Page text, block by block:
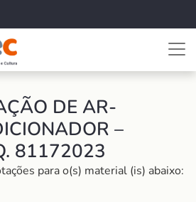
DE AR-
–
81172023
para o(s) material (is) abaixo: